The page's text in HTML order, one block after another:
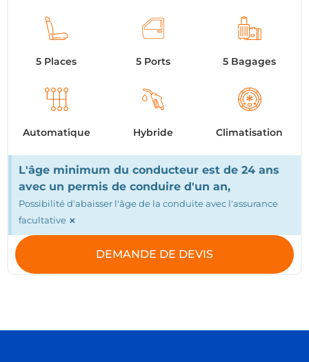
5 Places 5 Ports 5 Bagages
Automatique Hybride Climatisation
L'âge minimum du conducteur est de 24 ans
avec un permis de conduire d'un an,
Possibilité d'abaisser l'âge de la conduite avec l'assurance
facultative ×
DEMANDE DE DEVIS